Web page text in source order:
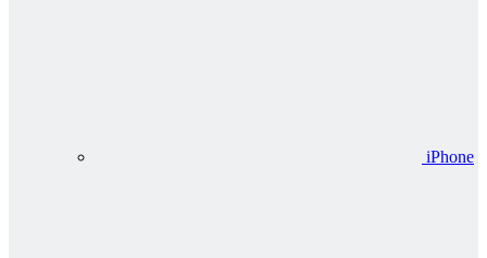
iPhone